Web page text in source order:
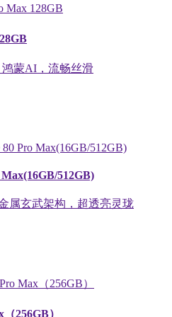
鸿蒙AI，流畅丝滑
512GB)
属玄武架构，超透亮灵珑
256GB）